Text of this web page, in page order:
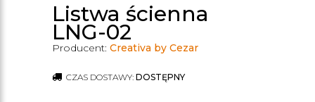
Listwa ścienna
LNG-02
Producent: Creativa by Cezar
CZAS DOSTAWY: DOSTĘPNY